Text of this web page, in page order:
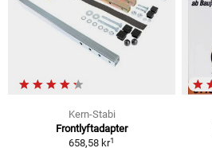
Kern-Stabi
Frontlyftadapter
658,58 kr1